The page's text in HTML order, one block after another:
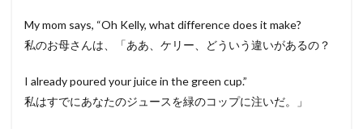
My mom says, “Oh Kelly, what difference does it make?
私のお母さんは、「ああ、ケリー、どういう違いがあるの？
I already poured your juice in the green cup.”
私はすでにあなたのジュースを緑のコップに注いだ。」